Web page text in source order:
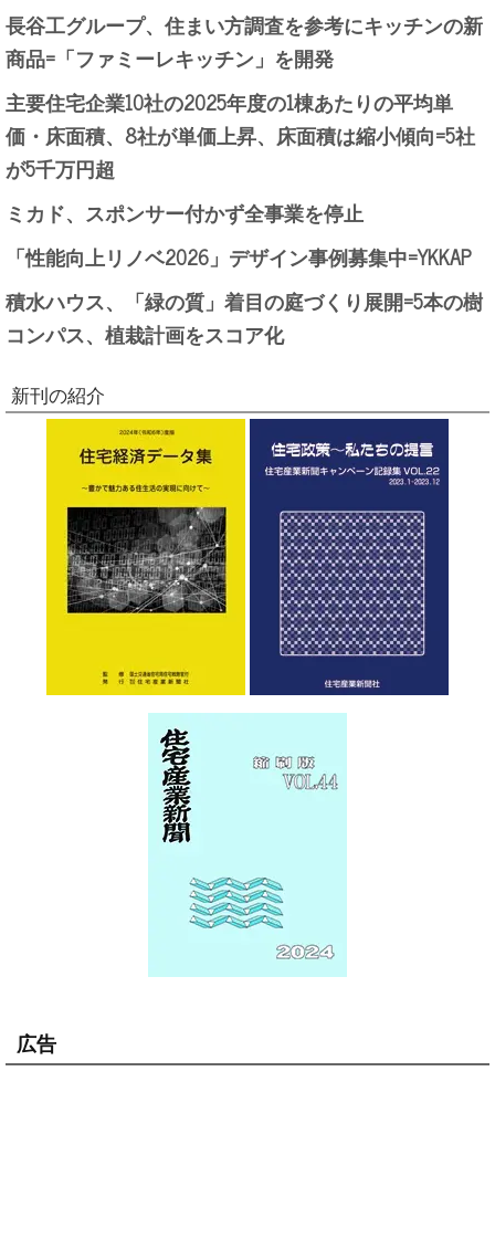
長谷工グループ、住まい方調査を参考にキッチンの新
商品=「ファミーレキッチン」を開発
主要住宅企業10社の2025年度の1棟あたりの平均単
価・床面積、8社が単価上昇、床面積は縮小傾向=5社
が5千万円超
ミカド、スポンサー付かず全事業を停止
「性能向上リノベ2026」デザイン事例募集中=YKKAP
積水ハウス、「緑の質」着目の庭づくり展開=5本の樹
コンパス、植栽計画をスコア化
新刊の紹介
広告